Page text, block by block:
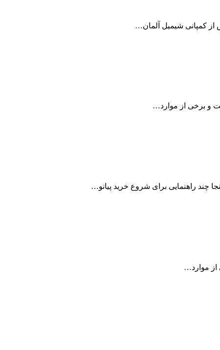
و برخی از موارد…
چند راهنمایی برای شروع خرید پیانو…
از موارد…